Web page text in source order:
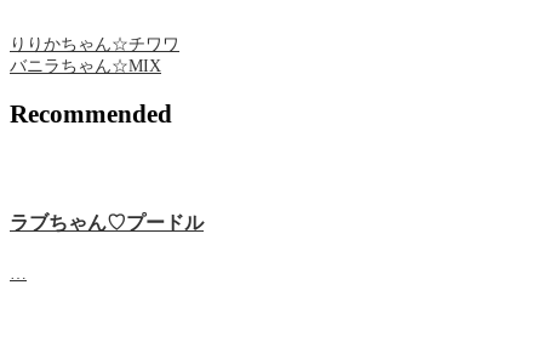
りりかちゃん☆チワワ
バニラちゃん☆MIX
Recommended
ラブちゃん♡プードル